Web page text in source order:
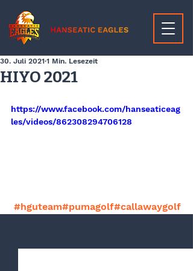
HIYO 2021
30. Juli 2021 1 Min. Lesezeit
https://www.facebook.com/hanseaticeag
les/videos/862308294706128
#hguteam#pumagolf#callawaygolf